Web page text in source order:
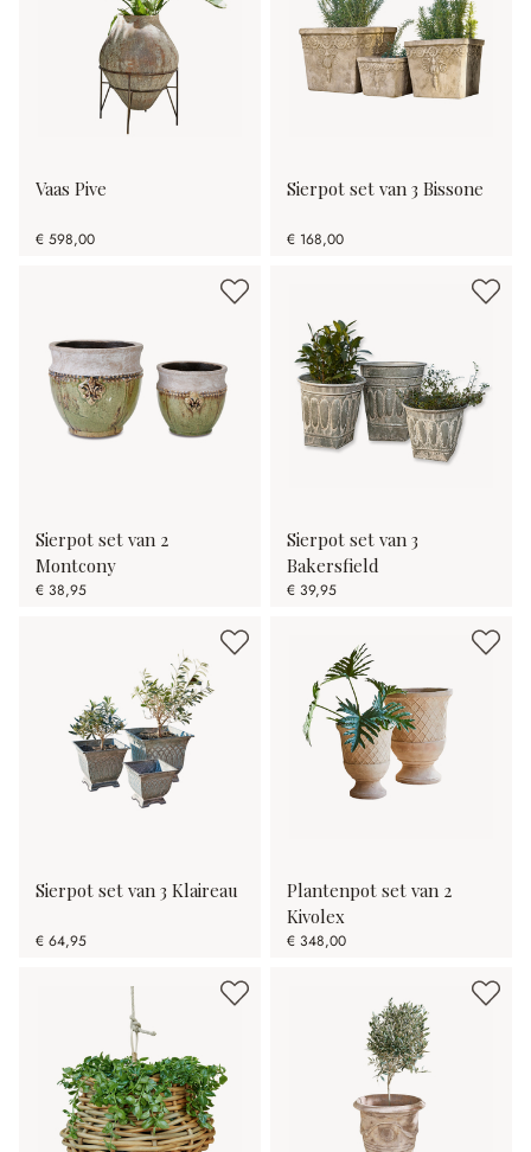
Vaas Pive
€ 598,00
Sierpot set van 3 Bissone
€ 168,00
Sierpot set van 2
Montcony
€ 38,95
Sierpot set van 3
Bakersfield
€ 39,95
Sierpot set van 3 Klaireau
€ 64,95
Plantenpot set van 2
Kivolex
€ 348,00